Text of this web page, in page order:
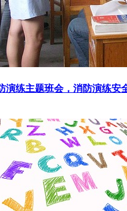
演练主题班会，消防演练安